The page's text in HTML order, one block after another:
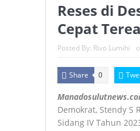
Reses di
Cepat
Posted By: Rivo Lumihi
Share 0
Demokrat, Stendy S
Sidang IV Tahun